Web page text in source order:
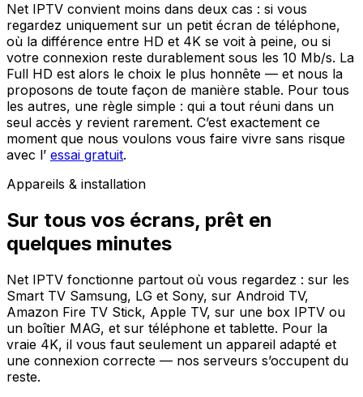
Net IPTV convient moins dans deux cas : si vous
regardez uniquement sur un petit écran de téléphone,
où la différence entre HD et 4K se voit à peine, ou si
votre connexion reste durablement sous les 10 Mb/s. La
Full HD est alors le choix le plus honnête — et nous la
proposons de toute façon de manière stable. Pour tous
les autres, une règle simple : qui a tout réuni dans un
seul accès y revient rarement. C’est exactement ce
moment que nous voulons vous faire vivre sans risque
avec l’ essai gratuit.
Appareils & installation
Sur tous vos écrans, prêt en
quelques minutes
Net IPTV fonctionne partout où vous regardez : sur les
Smart TV Samsung, LG et Sony, sur Android TV,
Amazon Fire TV Stick, Apple TV, sur une box IPTV ou
un boîtier MAG, et sur téléphone et tablette. Pour la
vraie 4K, il vous faut seulement un appareil adapté et
une connexion correcte — nos serveurs s’occupent du
reste.